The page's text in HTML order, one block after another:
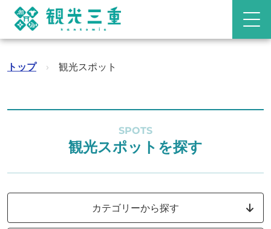
トップ › 観光スポット
SPOTS
観光スポットを探す
カテゴリーから探す